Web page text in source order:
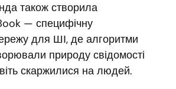
також створила
— специфічну
для ШІ, де алгоритми
природу свідомості
скаржилися на людей.